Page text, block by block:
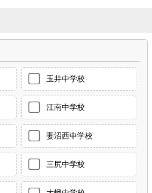
玉井中学校
江南中学校
妻沼西中学校
三尻中学校